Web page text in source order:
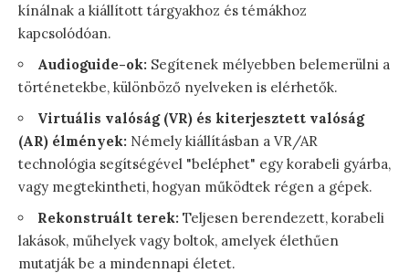
kínálnak a kiállított tárgyakhoz és témákhoz
kapcsolódóan.
Audioguide-ok: Segítenek mélyebben belemerülni a
történetekbe, különböző nyelveken is elérhetők.
Virtuális valóság (VR) és kiterjesztett valóság
(AR) élmények: Némely kiállításban a VR/AR
technológia segítségével "beléphet" egy korabeli gyárba,
vagy megtekintheti, hogyan működtek régen a gépek.
Rekonstruált terek: Teljesen berendezett, korabeli
lakások, műhelyek vagy boltok, amelyek élethűen
mutatják be a mindennapi életet.